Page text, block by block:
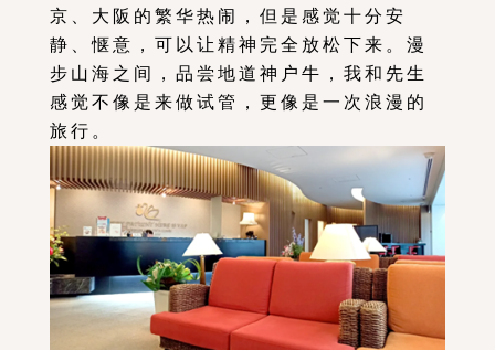
京、大阪的繁华热闹，但是感觉十分安
静、惬意，可以让精神完全放松下来。漫
步山海之间，品尝地道神户牛，我和先生
感觉不像是来做试管，更像是一次浪漫的
旅行。